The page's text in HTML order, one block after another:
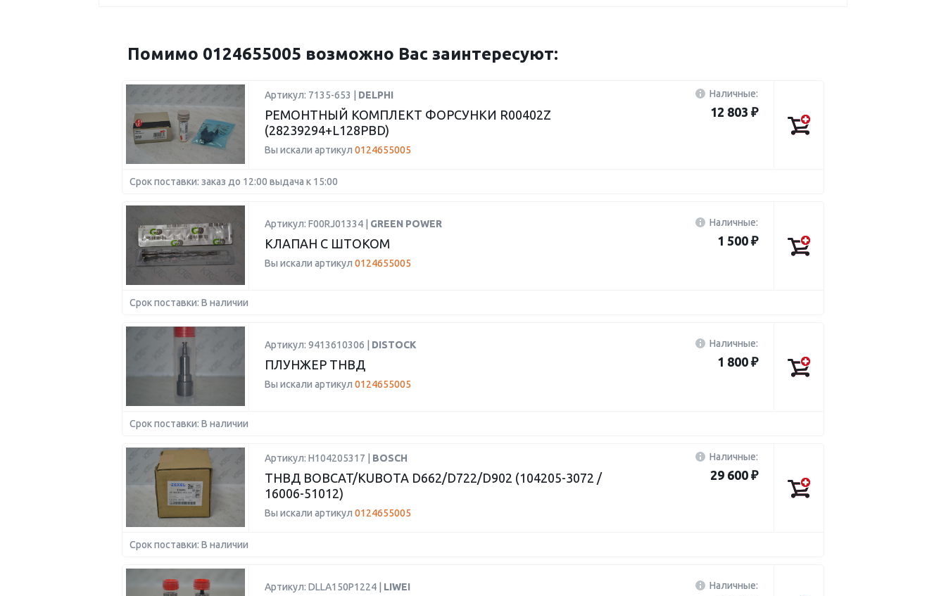
Помимо 0124655005 возможно Вас заинтересуют:
Артикул: 7135-653 | DELPHI
РЕМОНТНЫЙ КОМПЛЕКТ ФОРСУНКИ R00402Z
(28239294+L128PBD)
Вы искали артикул 0124655005
Наличные:
12 803 ₽
Срок поставки: заказ до 12:00 выдача к 15:00
Артикул: F00RJ01334 | GREEN POWER
КЛАПАН С ШТОКОМ
Вы искали артикул 0124655005
Наличные:
1 500 ₽
Срок поставки: В наличии
Артикул: 9413610306 | DISTOCK
ПЛУНЖЕР ТНВД
Вы искали артикул 0124655005
Наличные:
1 800 ₽
Срок поставки: В наличии
Артикул: H104205317 | BOSCH
ТНВД BOBCAT/KUBOTA D662/D722/D902 (104205-3072 /
16006-51012)
Вы искали артикул 0124655005
Наличные:
29 600 ₽
Срок поставки: В наличии
Артикул: DLLA150P1224 | LIWEI Наличные: